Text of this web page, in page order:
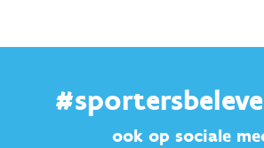
ook op sociale